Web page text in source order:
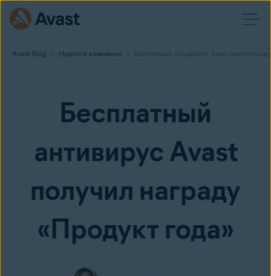
Avast Blog Новости компании Бесплатный антивирус Avast получил
Бесплатный
антивирус Avast
получил награду
«Продукт года»